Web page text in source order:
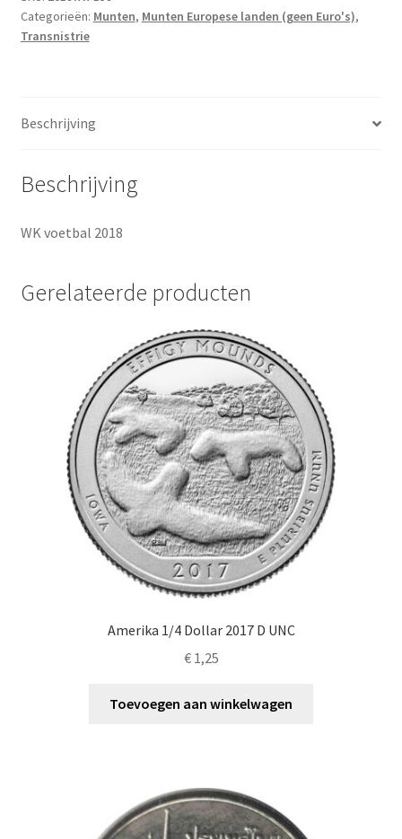
Categorieën: Munten, Munten Europese landen (geen Euro's),
Transnistrie
Beschrijving
Beschrijving
WK voetbal 2018
Gerelateerde producten
Amerika 1/4 Dollar 2017 D UNC
€1,25
Toevoegen aan winkelwagen